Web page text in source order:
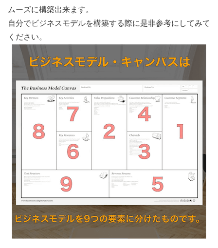
ムーズに構築出来ます。
自分でビジネスモデルを構築する際に是非参考にしてみて
ください。